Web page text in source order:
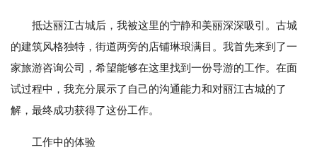
抵达丽江古城后，我被这里的宁静和美丽深深吸引。古城
的建筑风格独特，街道两旁的店铺琳琅满目。我首先来到了一
家旅游咨询公司，希望能够在这里找到一份导游的工作。在面
试过程中，我充分展示了自己的沟通能力和对丽江古城的了
解，最终成功获得了这份工作。
工作中的体验